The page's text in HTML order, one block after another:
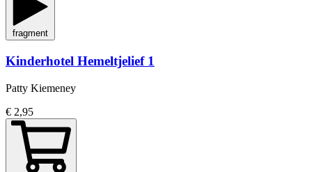
fragment
Kinderhotel Hemeltjelief 1
Patty Kiemeney
€ 2,95